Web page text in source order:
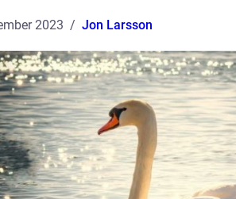
2023 Jon Larsson